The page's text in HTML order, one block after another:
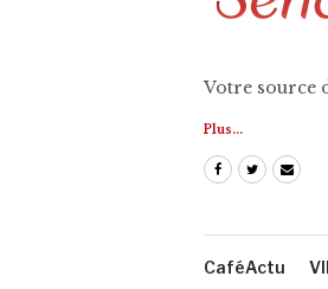
Votre source
Plus...
CaféActu